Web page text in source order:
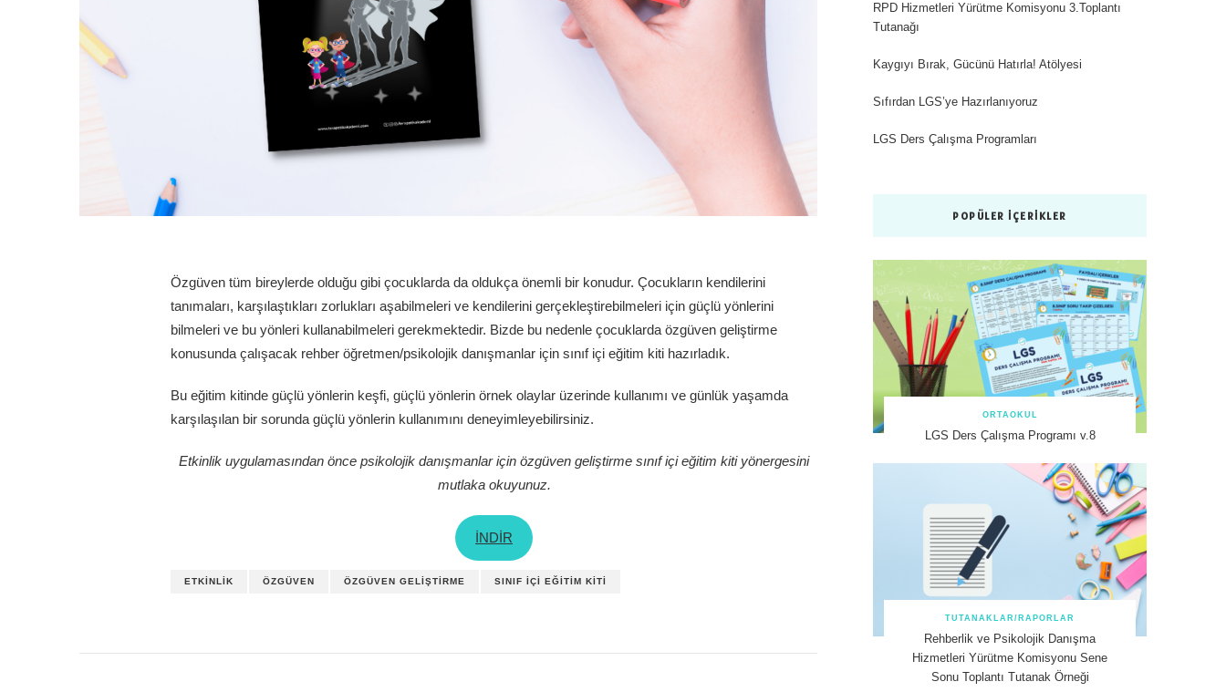
Özgüven tüm bireylerde olduğu gibi çocuklarda da oldukça önemli bir konudur. Çocukların kendilerini
tanımaları, karşılaştıkları zorlukları aşabilmeleri ve kendilerini gerçekleştirebilmeleri için güçlü yönlerini
bilmeleri ve bu yönleri kullanabilmeleri gerekmektedir. Bizde bu nedenle çocuklarda özgüven geliştirme
konusunda çalışacak rehber öğretmen/psikolojik danışmanlar için sınıf içi eğitim kiti hazırladık.
Bu eğitim kitinde güçlü yönlerin keşfi, güçlü yönlerin örnek olaylar üzerinde kullanımı ve günlük yaşamda
karşılaşılan bir sorunda güçlü yönlerin kullanımını deneyimleyebilirsiniz.
Etkinlik uygulamasından önce psikolojik danışmanlar için özgüven geliştirme sınıf içi eğitim kiti yönergesini
mutlaka okuyunuz.
İNDİR
ETKINLIK ÖZGÜVEN ÖZGÜVEN GELIŞTIRME SINIF İÇI EĞITIM KITI
RPD Hizmetleri Yürütme Komisyonu 3.Toplantı
Tutanağı
Kaygıyı Bırak, Gücünü Hatırla! Atölyesi
Sıfırdan LGS’ye Hazırlanıyoruz
LGS Ders Çalışma Programları
POPÜLER İÇERIKLER
ORTAOKUL
LGS Ders Çalışma Programı v.8
TUTANAKLAR/RAPORLAR
Rehberlik ve Psikolojik Danışma
Hizmetleri Yürütme Komisyonu Sene
Sonu Toplantı Tutanak Örneği